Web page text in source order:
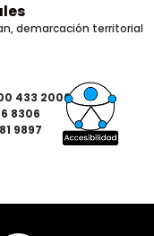
demarcación territorial
433 2000
8306
9897